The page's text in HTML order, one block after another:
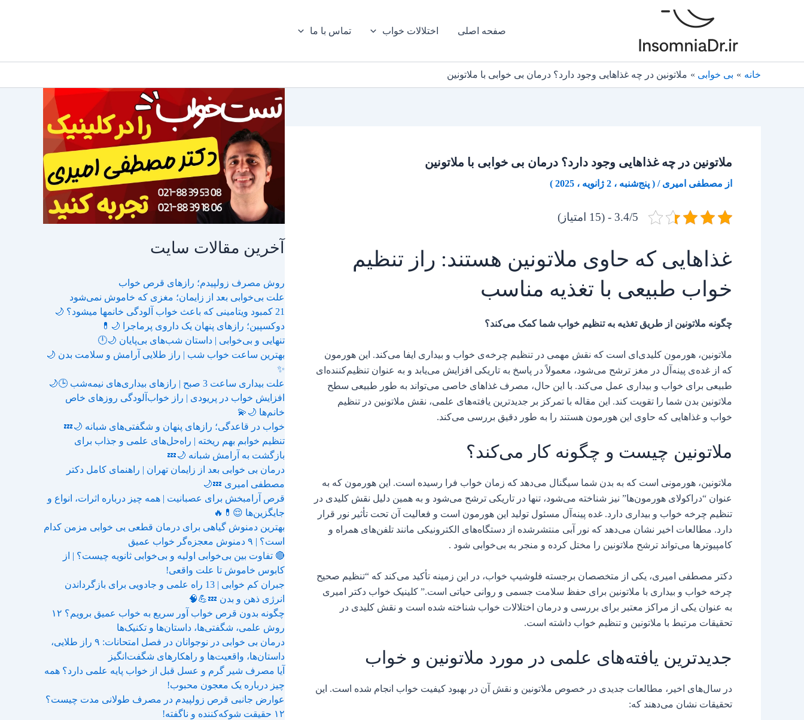
صفحه اصلی اختلالات خواب تماس با ما
خانه بی خوابی ملاتونین در چه غذاهایی وجود دارد؟ درمان بی خوابی با ملاتونین
ملاتونین در چه غذاهایی وجود دارد؟ درمان بی خوابی با ملاتونین
از مصطفی امیری/ ( پنج‌شنبه ، 2 ژانویه ، 2025 )
3.4/5 - (15 امتیاز)
غذاهایی که حاوی ملاتونین هستند: راز تنظیم
خواب طبیعی با تغذیه مناسب
چگونه ملاتونین از طریق تغذیه به تنظیم خواب شما کمک می‌کند؟
ملاتونین، هورمون کلیدی‌ای است که نقش مهمی در تنظیم چرخه‌ی خواب و بیداری ایفا می‌کند. این هورمون
که از غده‌ی پینه‌آل در مغز ترشح می‌شود، معمولاً در پاسخ به تاریکی افزایش می‌یابد و به عنوان تنظیم‌کننده‌ای
طبیعی برای خواب و بیداری عمل می‌کند. با این حال، مصرف غذاهای خاصی می‌تواند به طور طبیعی سطح
ملاتونین بدن شما را تقویت کند. این مقاله با تمرکز بر جدیدترین یافته‌های علمی، نقش ملاتونین در تنظیم
خواب و غذاهایی که حاوی این هورمون هستند را به طور دقیق بررسی می‌کند.
ملاتونین چیست و چگونه کار می‌کند؟
ملاتونین، هورمونی است که به بدن شما سیگنال می‌دهد که زمان خواب فرا رسیده است. این هورمون که به
عنوان “دراکولای هورمون‌ها” نیز شناخته می‌شود، تنها در تاریکی ترشح می‌شود و به همین دلیل نقش کلیدی در
تنظیم چرخه خواب و بیداری دارد. غده پینه‌آل مسئول تولید این هورمون است و فعالیت آن تحت تأثیر نور قرار
دارد. مطالعات اخیر نشان می‌دهد که نور آبی منتشرشده از دستگاه‌های الکترونیکی مانند تلفن‌های همراه و
کامپیوترها می‌تواند ترشح ملاتونین را مختل کرده و منجر به بی‌خوابی شود .
دکتر مصطفی امیری، یکی از متخصصان برجسته فلوشیپ خواب، در این زمینه تأکید می‌کند که “تنظیم صحیح
چرخه خواب و بیداری با ملاتونین برای حفظ سلامت جسمی و روانی حیاتی است.” کلینیک خواب دکتر امیری
به عنوان یکی از مراکز معتبر برای بررسی و درمان اختلالات خواب شناخته شده است و نقش کلیدی در
تحقیقات مرتبط با ملاتونین و تنظیم خواب داشته است.
جدیدترین یافته‌های علمی در مورد ملاتونین و خواب
در سال‌های اخیر، مطالعات جدیدی در خصوص ملاتونین و نقش آن در بهبود کیفیت خواب انجام شده است. این
تحقیقات نشان می‌دهند که:
آخرین مقالات سایت
روش مصرف زولپیدم؛ رازهای قرص خواب
علت بی‌خوابی بعد از زایمان؛ مغزی که خاموش نمی‌شود
21 کمبود ویتامینی که باعث خواب آلودگی خانمها میشود؟ 🌙
دوکسپین؛ رازهای پنهان یک داروی پرماجرا 🌙💊
تنهایی و بی‌خوابی | داستان شب‌های بی‌پایان 🌙🕛
بهترین ساعت خواب شب | راز طلایی آرامش و سلامت بدن 🌙
✨
علت بیداری ساعت 3 صبح | رازهای بیداری‌های نیمه‌شب 🕒🌙
افزایش خواب در پریودی | راز خواب‌آلودگی روزهای خاص
خانم‌ها 🌙💫
خواب در قاعدگی؛ رازهای پنهان و شگفتی‌های شبانه 🌙💤
تنظیم خوابم بهم ریخته | راه‌حل‌های علمی و جذاب برای
بازگشت به آرامش شبانه 🌙💤
درمان بی خوابی بعد از زایمان تهران | راهنمای کامل دکتر
مصطفی امیری 💤🌙
قرص آرامبخش برای عصبانیت | همه چیز درباره اثرات، انواع و
جایگزین‌ها 😌💊🔥
بهترین دمنوش گیاهی برای درمان قطعی بی خوابی مزمن کدام
است؟ | ۹ دمنوش معجزه‌گر خواب عمیق
🔴 تفاوت بین بی‌خوابی اولیه و بی‌خوابی ثانویه چیست؟ | از
کابوس خاموش تا علت واقعی!
جبران کم خوابی | 13 راه علمی و جادویی برای بازگرداندن
انرژی ذهن و بدن 💤💪🧠
چگونه بدون قرص خواب آور سریع به خواب عمیق برویم؟ ۱۲
روش علمی، شگفتی‌ها، داستان‌ها و تکنیک‌ها
درمان بی خوابی در نوجوانان در فصل امتحانات: ۹ راز طلایی،
داستان‌ها، واقعیت‌ها و راهکارهای شگفت‌انگیز
آیا مصرف شیر گرم و عسل قبل از خواب پایه علمی دارد؟ همه
چیز درباره یک معجون محبوب!
عوارض جانبی قرص زولپیدم در مصرف طولانی مدت چیست؟
۱۲ حقیقت شوکه‌کننده و ناگفته!